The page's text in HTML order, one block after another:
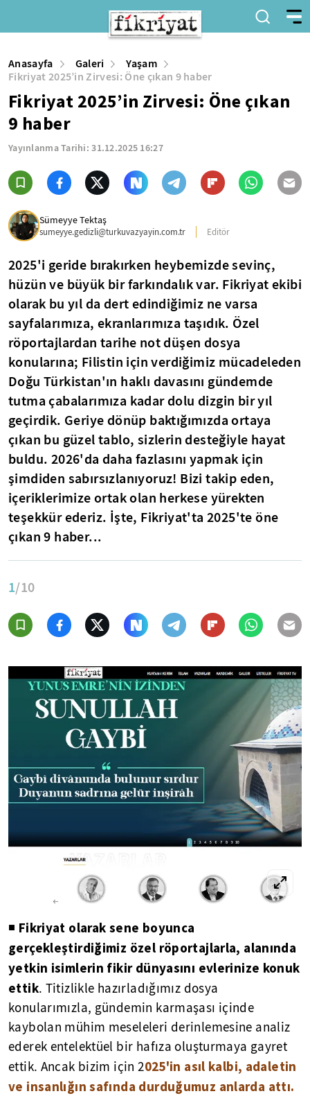
Anasayfa Galeri
Yaşam
Fikriyat 2025’in Zirvesi: Öne çıkan 9 haber
Fikriyat 2025’in Zirvesi: Öne çıkan
9 haber
Yayınlanma Tarihi:31.12.2025 16:27
Sümeyye Tektaş
sumeyye.gedizli@turkuvazyayin.com.tr Editör
2025'i geride bırakırken heybemizde sevinç,
hüzün ve büyük bir farkındalık var. Fikriyat ekibi
olarak bu yıl da dert edindiğimiz ne varsa
sayfalarımıza, ekranlarımıza taşıdık. Özel
röportajlardan tarihe not düşen dosya
konularına; Filistin için verdiğimiz mücadeleden
Doğu Türkistan'ın haklı davasını gündemde
tutma çabalarımıza kadar dolu dizgin bir yıl
geçirdik. Geriye dönüp baktığımızda ortaya
çıkan bu güzel tablo, sizlerin desteğiyle hayat
buldu. 2026'da daha fazlasını yapmak için
şimdiden sabırsızlanıyoruz! Bizi takip eden,
içeriklerimize ortak olan herkese yürekten
teşekkür ederiz. İşte, Fikriyat'ta 2025'te öne
çıkan 9 haber...
1/10
◾ Fikriyat olarak sene boyunca
gerçekleştirdiğimiz özel röportajlarla, alanında
yetkin isimlerin fikir dünyasını evlerinize konuk
ettik. Titizlikle hazırladığımız dosya
konularımızla, gündemin karmaşası içinde
kaybolan mühim meseleleri derinlemesine analiz
ederek entelektüel bir hafıza oluşturmaya gayret
ettik. Ancak bizim için 2025'in asıl kalbi, adaletin
ve insanlığın safında durduğumuz anlarda attı.